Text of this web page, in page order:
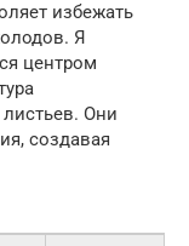
избежать
Я
центром
Они
создавая